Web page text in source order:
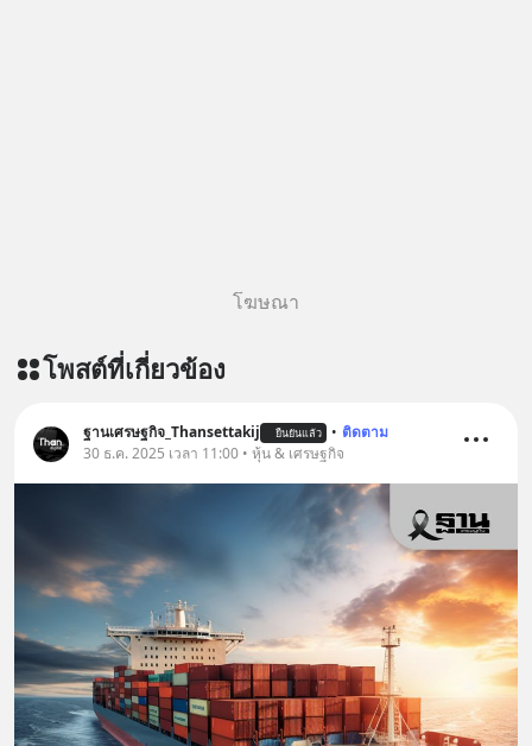
บรรเทาความเครียด ลดความวิตกกังวล
หลับมีประสิทธิภาพมากยิ่งขึ้น 📍 สนใจ
@diipgeek 🔗 หรือกดลิงก์
https://lin.ee/U91Fzyz
โฆษณา
โพสต์ที่เกี่ยวข้อง
ฐานเศรษฐกิจ_Thansettakij ยืนยันแล้ว • ติดตาม
30 ธ.ค. 2025 เวลา 11:00 • หุ้น & เศรษฐกิจ